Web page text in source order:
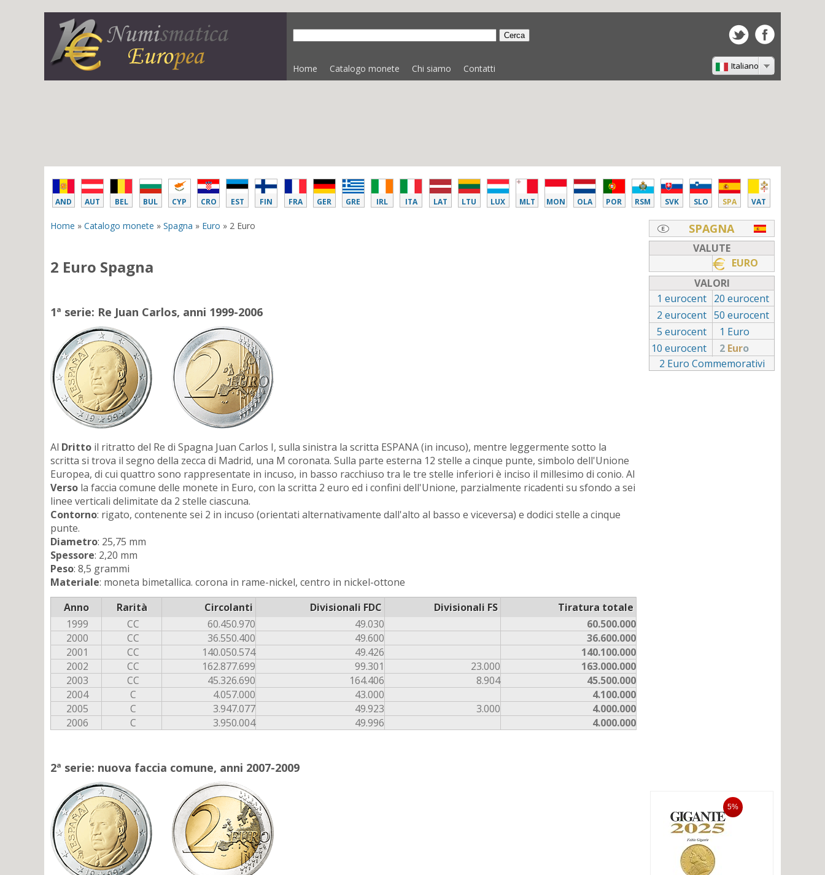
Home Catalogo monete Chi siamo Contatti Italiano
AND AUT BEL BUL CYP CRO EST FIN FRA GER GRE IRL ITA LAT LTU LUX MLT MON OLA POR RSM SVK SLO SPA VAT
Home » Catalogo monete » Spagna » Euro » 2 Euro
2 Euro Spagna
1ª serie: Re Juan Carlos, anni 1999-2006
Al Dritto il ritratto del Re di Spagna Juan Carlos I, sulla sinistra la scritta ESPANA (in incuso), mentre leggermente sotto la
scritta si trova il segno della zecca di Madrid, una M coronata. Sulla parte esterna 12 stelle a cinque punte, simbolo dell'Unione
Europea, di cui quattro sono rappresentate in incuso, in basso racchiuso tra le tre stelle inferiori è inciso il millesimo di conio. Al
Verso la faccia comune delle monete in Euro, con la scritta 2 euro ed i confini dell'Unione, parzialmente ricadenti su sfondo a sei
linee verticali delimitate da 2 stelle ciascuna.
Contorno: rigato, contenente sei 2 in incuso (orientati alternativamente dall'alto al basso e viceversa) e dodici stelle a cinque
punte.
Diametro: 25,75 mm
Spessore: 2,20 mm
Peso: 8,5 grammi
Materiale: moneta bimetallica. corona in rame-nickel, centro in nickel-ottone
Anno
Rarità Circolanti Divisionali FDC Divisionali FS
Tiratura totale
1999
CC 60.450.970 49.030
60.500.000
2000
CC 36.550.400 49.600
36.600.000
2001
CC 140.050.574 49.426
140.100.000
2002
CC 162.877.699 99.301 23.000
163.000.000
2003
CC 45.326.690 164.406 8.904
45.500.000
2004
C 4.057.000 43.000
4.100.000
2005
C 3.947.077 49.923 3.000
4.000.000
2006
C 3.950.004 49.996 4.000.000
2ª serie: nuova faccia comune, anni 2007-2009
SPAGNA
VALUTE
EURO
VALORI
1 eurocent 20 eurocent
2 eurocent 50 eurocent
5 eurocent 1 Euro
10 eurocent 2 Euro
2 Euro Commemorativi
5%